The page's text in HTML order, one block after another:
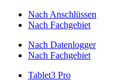
Nach Anschlüssen
Nach Fachgebiet
Nach Datenlogger
Nach Fachgebiet
Tablet3 Pro